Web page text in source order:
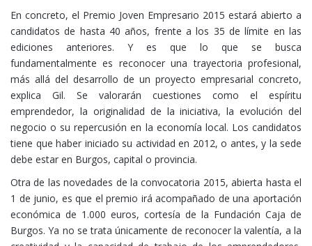
En concreto, el Premio Joven Empresario 2015 estará abierto a
candidatos de hasta 40 años, frente a los 35 de límite en las
ediciones anteriores. Y es que lo que se busca
fundamentalmente es reconocer una trayectoria profesional,
más allá del desarrollo de un proyecto empresarial concreto,
explica Gil. Se valorarán cuestiones como el espíritu
emprendedor, la originalidad de la iniciativa, la evolución del
negocio o su repercusión en la economía local. Los candidatos
tiene que haber iniciado su actividad en 2012, o antes, y la sede
debe estar en Burgos, capital o provincia.
Otra de las novedades de la convocatoria 2015, abierta hasta el
1 de junio, es que el premio irá acompañado de una aportación
económica de 1.000 euros, cortesía de la Fundación Caja de
Burgos. Ya no se trata únicamente de reconocer la valentía, a la